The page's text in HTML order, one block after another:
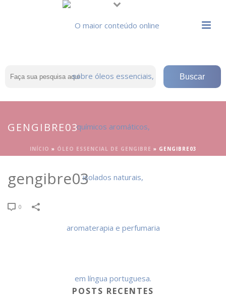
GENGIBRE03
INÍCIO » ÓLEO ESSENCIAL DE GENGIBRE » GENGIBRE03
gengibre03
0
POSTS RECENTES